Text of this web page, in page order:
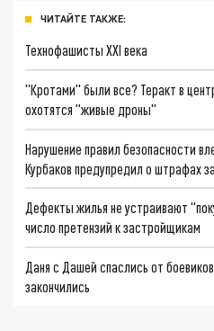
ЧИТАЙТЕ ТАКЖЕ:
Технофашисты XXI века
"Кротами" были все? Теракт в
охотятся "живые дроны"
Нарушение правил безопасности
Курбаков предупредил о штрафах
Дефекты жилья не устраивают
число претензий к застройщикам
Даня с Дашей спаслись от
закончились